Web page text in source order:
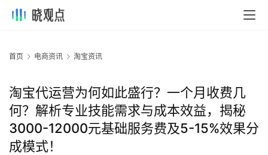
首页 电商资讯 淘宝资讯
淘宝代运营为何如此盛行？一个月收费几
何？解析专业技能需求与成本效益，揭秘
3000-12000元基础服务费及5-15%效果分
成模式！